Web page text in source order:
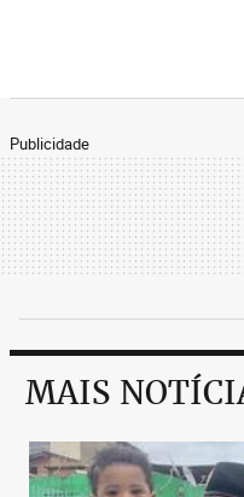
Publicidade
MAIS